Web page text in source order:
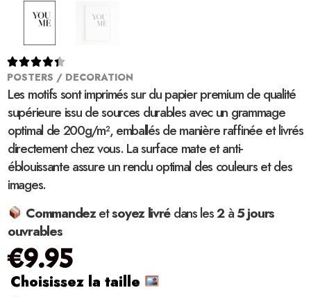

POSTERS / DECORATION
Les motifs sont imprimés sur du papier premium de qualité
supérieure issu de sources durables avec un grammage
optimal de 200g/m², emballés de manière raffinée et livrés
directement chez vous. La surface mate et anti-
éblouissante assure un rendu optimal des couleurs et des
images.
Commandezetsoyez livrédans les2à5 jours
ouvrables
€9.95
Choisissez la taille